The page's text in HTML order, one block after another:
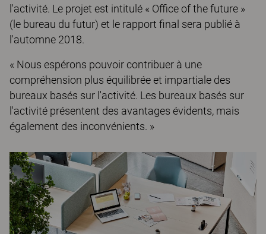
l'activité. Le projet est intitulé « Office of the future »
(le bureau du futur) et le rapport final sera publié à
l'automne 2018.
« Nous espérons pouvoir contribuer à une
compréhension plus équilibrée et impartiale des
bureaux basés sur l'activité. Les bureaux basés sur
l'activité présentent des avantages évidents, mais
également des inconvénients. »